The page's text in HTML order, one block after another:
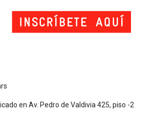
en Av. Pedro de Valdivia 425, piso -2